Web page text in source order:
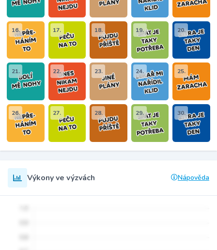
16. 17. 18. 19. 20.
21. 22. 23. 24. 25.
26. 27. 28. 29. 30.
Výkony ve výzvách Nápověda